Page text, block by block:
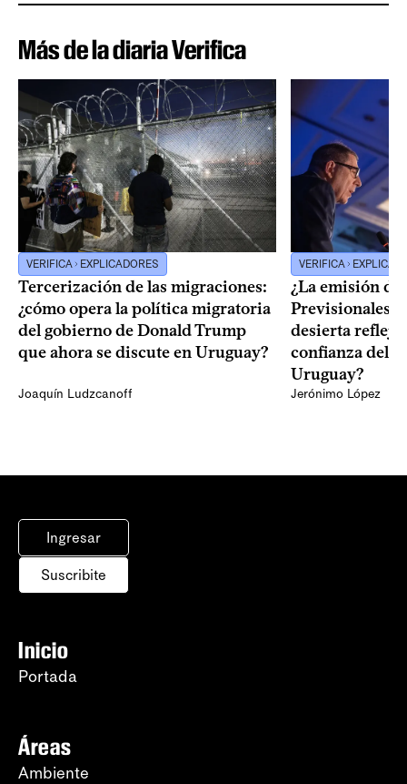
Más de la diaria Verifica
VERIFICA EXPLICADORES
Tercerización de las migraciones:
¿cómo opera la política migratoria
del gobierno de Donald Trump
que ahora se discute en Uruguay?
Joaquín Ludzcanoff
VERIFICA
¿La emisión
Previsionales
desierta refleja
confianza del
Uruguay?
Jerónimo López
Ingresar
Suscribite
Inicio
Portada
Áreas
Ambiente